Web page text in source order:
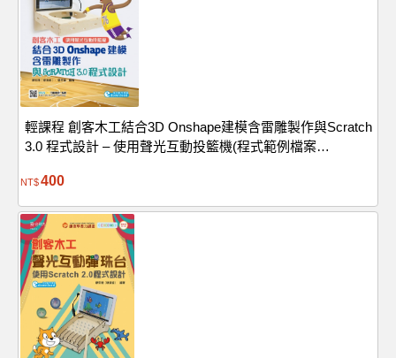
輕課程 創客木工結合3D Onshape建模含雷雕製作與Scratch
3.0 程式設計 – 使用聲光互動投籃機(程式範例檔案
NT$400